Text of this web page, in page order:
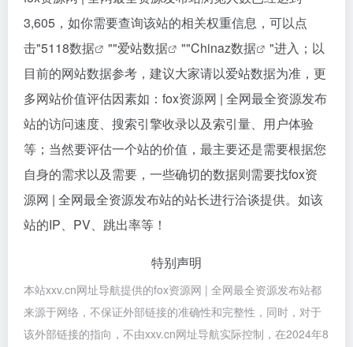
3,605，如你需要查询该站的相关权重信息，可以点
击"5118数据 ""爱站数据 ""Chinaz数据
"进入；以
目前的网站数据参考，建议大家请以爱站数据为准，更
多网站价值评估因素如：fox资源网 | 全网最全资源发布
站的访问速度、搜索引擎收录以及索引量、用户体验
等；当然要评估一个站的价值，最主要还是需要根据您
自身的需求以及需要，一些确切的数据则需要找fox资
源网 | 全网最全资源发布站的站长进行洽谈提供。如该
站的IP、PV、跳出率等！
特别声明
本站xxv.cn网址导航提供的fox资源网 | 全网最全资源发布站都
来源于网络，不保证外部链接的准确性和完整性，同时，对于
该外部链接的指向，不由xxv.cn网址导航实际控制，在2024年8